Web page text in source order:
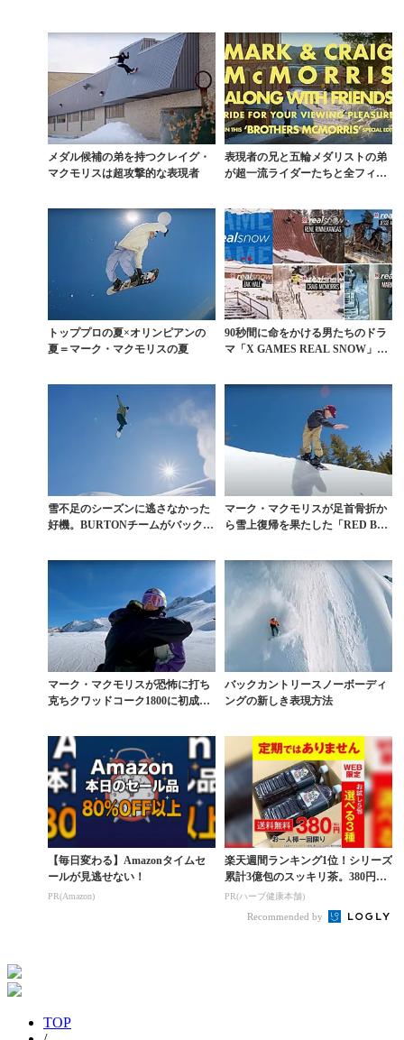
メダル候補の弟を持つクレイグ・
マクモリスは超攻撃的な表現者
表現者の兄と五輪メダリストの弟
が超一流ライダーたちと全フィー
トッププロの夏×オリンピアンの
夏＝マーク・マクモリスの夏
90秒間に命をかける男たちのドラ
マ「X GAMES REAL SNOW」フ
雪不足のシーズンに逃さなかった
好機。BURTONチームがバックカ
マーク・マクモリスが足首骨折か
ら雪上復帰を果たした「RED BUL
マーク・マクモリスが恐怖に打ち
克ちクワッドコーク1800に初成功
バックカントリースノーボーディ
ングの新しき表現方法
【毎日変わる】Amazonタイムセ
ールが見逃せない！
PR(Amazon)
楽天週間ランキング1位！シリーズ
累計3億包のスッキリ茶。380円で
お試し
PR(ハーブ健康本舗)
Recommended by
TOP